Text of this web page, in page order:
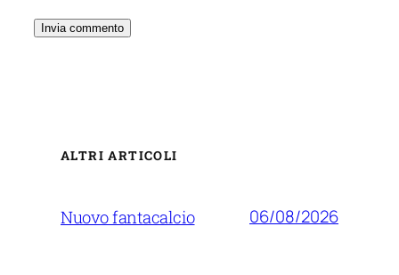
ALTRI ARTICOLI
Nuovo fantacalcio 06/08/2026